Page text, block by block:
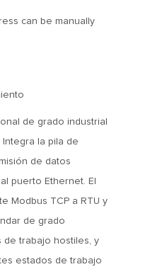
can be manually
de grado industrial
la pila de
de datos
puerto Ethernet. El
Modbus TCP a RTU y
de grado
de trabajo hostiles, y
estados de trabajo